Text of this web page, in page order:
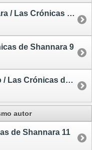
Los Talismanes de Shannara / Las Crónicas de Shannara 7
de Shannara 9
El Tesoro de Bastión Caído / Las Crónicas de Shannara 10
autor
de Shannara 11